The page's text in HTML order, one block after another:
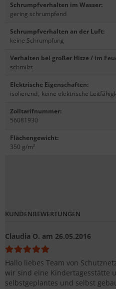
Schrumpfverhalten im Wasser:
gering schrumpfend
Schrumpfverhalten an der Luft:
keine Schrumpfung
Verhalten bei großer Hitze / im
schmilzt
Elektrische Eigenschaften:
isolierend, keine elektrische
Zolltarifnummer:
56081930
Flächengewicht:
350 g/m²
KUNDENBEWERTUNGEN
Claudia O. am 26.05.2016
Hallo liebes Team von
wir sind eine Kindertagesstätte
selbstgeplantes und selbst